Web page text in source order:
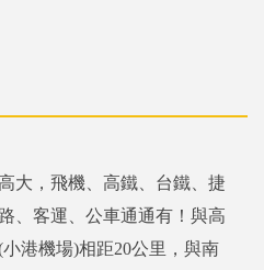
大，飛機、高鐵、台鐵、捷
、客運、公車通通有！與高
港機場)相距20公里，與南